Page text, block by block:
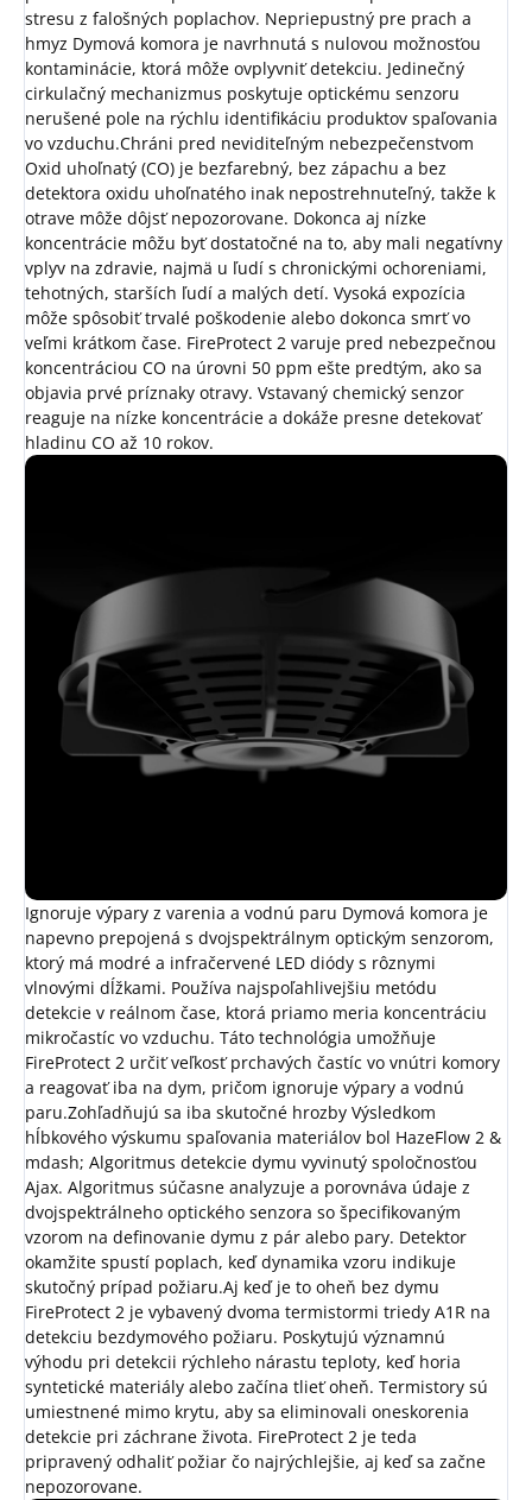
stresu z falošných poplachov. Nepriepustný pre prach a
hmyz Dymová komora je navrhnutá s nulovou možnosťou
kontaminácie, ktorá môže ovplyvniť detekciu. Jedinečný
cirkulačný mechanizmus poskytuje optickému senzoru
nerušené pole na rýchlu identifikáciu produktov spaľovania
vo vzduchu.Chráni pred neviditeľným nebezpečenstvom
Oxid uhoľnatý (CO) je bezfarebný, bez zápachu a bez
detektora oxidu uhoľnatého inak nepostrehnuteľný, takže k
otrave môže dôjsť nepozorovane. Dokonca aj nízke
koncentrácie môžu byť dostatočné na to, aby mali negatívny
vplyv na zdravie, najmä u ľudí s chronickými ochoreniami,
tehotných, starších ľudí a malých detí. Vysoká expozícia
môže spôsobiť trvalé poškodenie alebo dokonca smrť vo
veľmi krátkom čase. FireProtect 2 varuje pred nebezpečnou
koncentráciou CO na úrovni 50 ppm ešte predtým, ako sa
objavia prvé príznaky otravy. Vstavaný chemický senzor
reaguje na nízke koncentrácie a dokáže presne detekovať
hladinu CO až 10 rokov.
Ignoruje výpary z varenia a vodnú paru Dymová komora je
napevno prepojená s dvojspektrálnym optickým senzorom,
ktorý má modré a infračervené LED diódy s rôznymi
vlnovými dĺžkami. Používa najspoľahlivejšiu metódu
detekcie v reálnom čase, ktorá priamo meria koncentráciu
mikročastíc vo vzduchu. Táto technológia umožňuje
FireProtect 2 určiť veľkosť prchavých častíc vo vnútri komory
a reagovať iba na dym, pričom ignoruje výpary a vodnú
paru.Zohľadňujú sa iba skutočné hrozby Výsledkom
hĺbkového výskumu spaľovania materiálov bol HazeFlow 2 &
mdash; Algoritmus detekcie dymu vyvinutý spoločnosťou
Ajax. Algoritmus súčasne analyzuje a porovnáva údaje z
dvojspektrálneho optického senzora so špecifikovaným
vzorom na definovanie dymu z pár alebo pary. Detektor
okamžite spustí poplach, keď dynamika vzoru indikuje
skutočný prípad požiaru.Aj keď je to oheň bez dymu
FireProtect 2 je vybavený dvoma termistormi triedy A1R na
detekciu bezdymového požiaru. Poskytujú významnú
výhodu pri detekcii rýchleho nárastu teploty, keď horia
syntetické materiály alebo začína tlieť oheň. Termistory sú
umiestnené mimo krytu, aby sa eliminovali oneskorenia
detekcie pri záchrane života. FireProtect 2 je teda
pripravený odhaliť požiar čo najrýchlejšie, aj keď sa začne
nepozorovane.